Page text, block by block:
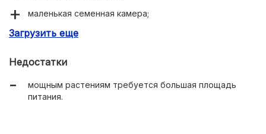
маленькая семенная камера;
хороший иммунитет;
Загрузить еще
Недостатки
мощным растениям требуется большая площадь
питания.